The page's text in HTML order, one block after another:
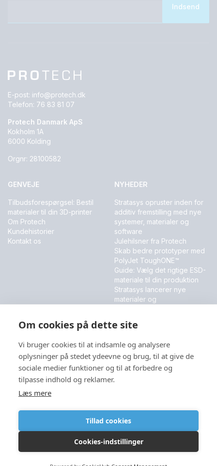
Om cookies på dette site
Vi bruger cookies til at indsamle og analysere
oplysninger på stedet ydeevne og brug, til at give de
sociale medier funktioner og til at forbedre og
tilpasse indhold og reklamer.
Læs mere
Tillad cookies
Cookies-indstillinger
E-post: info@protech.dk
Telefon: 76 83 81 07
Protech Danmark ApS
Kokholm 1A
6000 Kolding
Orgnr: 28100582
GENVEJE
Tilbudsforespørgsel: Bestil
materialer til din 3D-printer
Om Protech
Kundehistorier
Kontakt os
NYHEDER
Stratasys opruster inden for
additiv fremstilling med nye
systemer, materialer og
software
Julehilsner fra Protech
Skab bedre prototyper med
PolyJet ToughONE™
Guide: Vælg det rigtige ESD-
materiale til din produktion
Stratasys lancerer nye
materialer og
MESSER OG EVENT
DALO Industry Days 2026
Copyright © 2026